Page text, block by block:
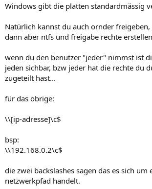
Windows gibt die platten standardmässig
Natürlich kannst du auch ornder
dann aber ntfs und freigabe rechte
wenn du den benutzer "jeder" nimmst ist
jeden sichbar, bzw jeder hat die rechte du
zugeteilt hast...
für das obrige:
\\[ip-adresse]\c$
bsp:
\\192.168.0.2\c$
die zwei backslashes sagen das es sich um
netzwerkpfad handelt.